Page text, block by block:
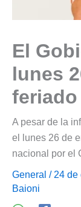
El
lunes
feriado
A pesar de la
el lunes 26 de
nacional por el
General / 24 de
Baioni